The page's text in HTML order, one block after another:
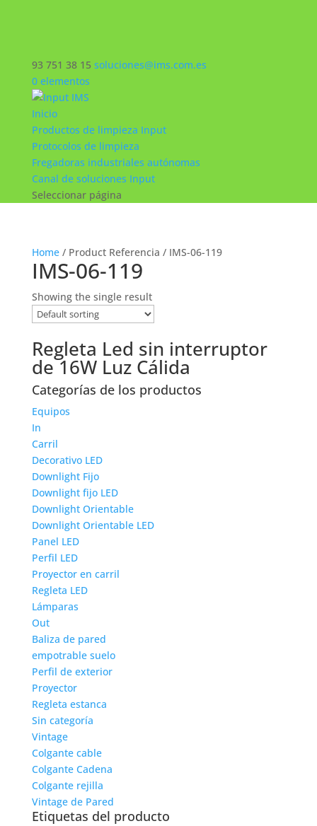
93 751 38 15 soluciones@ims.com.es
0 elementos
Inicio
Productos de limpieza Input
Protocolos de limpieza
Fregadoras industriales autónomas
Canal de soluciones Input
Seleccionar página
Home/ Product Referencia / IMS-06-119
IMS-06-119
Showing the single result
Regleta Led sin interruptor
de 16W Luz Cálida
Categorías de los productos
Equipos
In
Carril
Decorativo LED
Downlight Fijo
Downlight fijo LED
Downlight Orientable
Downlight Orientable LED
Panel LED
Perfil LED
Proyector en carril
Regleta LED
Lámparas
Out
Baliza de pared
empotrable suelo
Perfil de exterior
Proyector
Regleta estanca
Sin categoría
Vintage
Colgante cable
Colgante Cadena
Colgante rejilla
Vintage de Pared
Etiquetas del producto